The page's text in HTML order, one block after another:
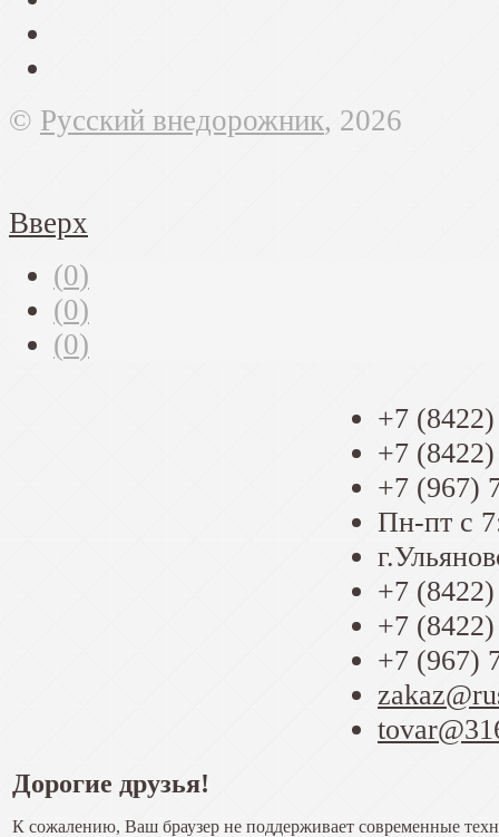
© Русский внедорожник, 2026
Вверх
(0)
(0)
(0)
+7
+7
+7 (967)
Пн-пт с
+7
+7
+7 (967)
Дорогие друзья!
К сожалению, Ваш браузер не поддерживает современные